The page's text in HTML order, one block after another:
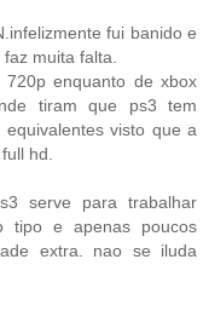
fui banido e
muita falta.
enquanto de xbox
tiram que ps3 tem
visto que a
hd.
serve para trabalhar
tipo e apenas poucos
extra. nao se iluda